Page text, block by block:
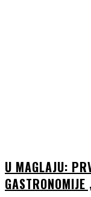
U MAGLAJU: